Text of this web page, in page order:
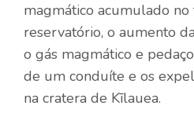
magmático acumulado
reservatório, o aumento
o gás magmático e
de um conduíte e os
na cratera de Kīlauea.